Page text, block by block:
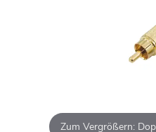
Zum Vergrößern: